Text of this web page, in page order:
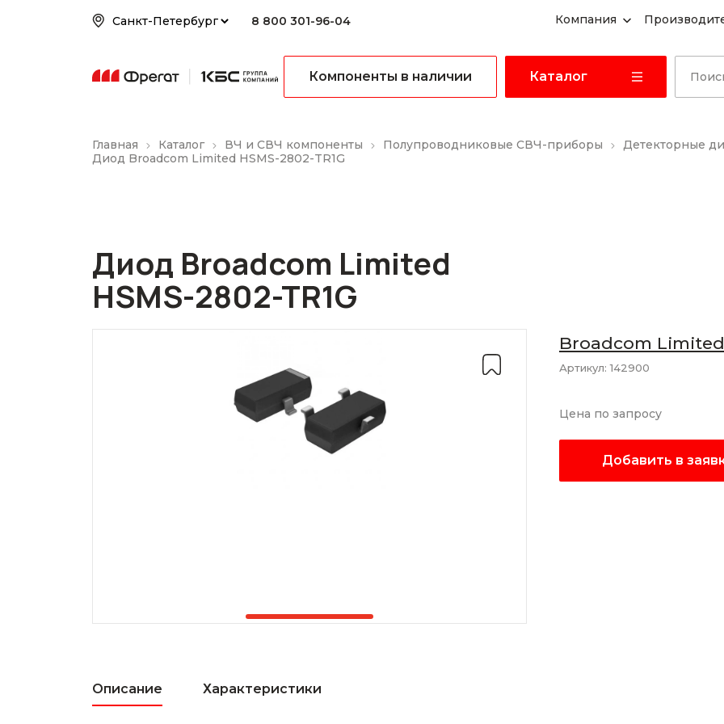
8 800 301-96-04 Компания
Компоненты в наличии Каталог
Главная Каталог ВЧ и СВЧ компоненты Полупроводниковые СВЧ-приборы
Детекторные
Диод Broadcom Limited HSMS-2802-TR1G
Диод Broadcom Limited
HSMS-2802-TR1G
Broadcom Limited
Артикул: 142900
Цена по запросу
Добавить в
Описание Характеристики